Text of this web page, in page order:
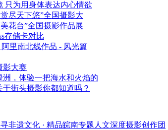
只为用身体表达内心情欲
尽天下悠”全国摄影大
花台”全国摄影作品展
存储卡对比
里南北线作品 - 风光篇
影大赛
洲，体验一把海水和火焰的
街头摄影你都知道吗？